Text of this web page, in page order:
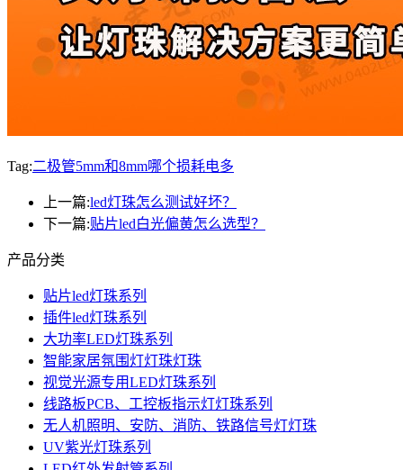
Tag:二极管5mm和8mm哪个损耗电多
上一篇:led灯珠怎么测试好坏？
下一篇:贴片led白光偏黄怎么选型？
产品分类
贴片led灯珠系列
插件led灯珠系列
大功率LED灯珠系列
智能家居氛围灯灯珠灯珠
视觉光源专用LED灯珠系列
线路板PCB、工控板指示灯灯珠系列
无人机照明、安防、消防、铁路信号灯灯珠
UV紫光灯珠系列